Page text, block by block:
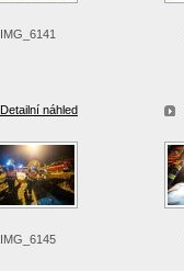
IMG_6141
Detailní náhled
IMG_6145